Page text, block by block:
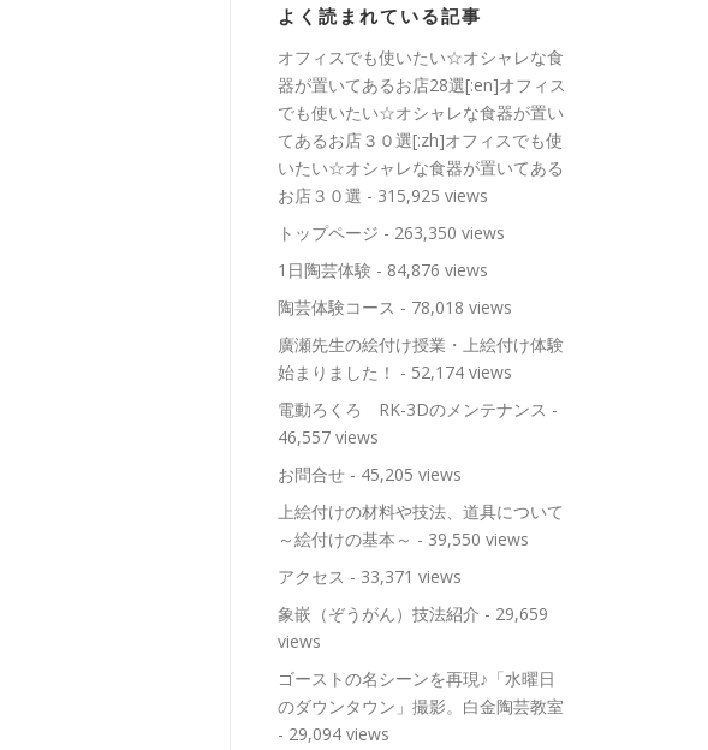
よく読まれている記事
オフィスでも使いたい☆オシャレな食
器が置いてあるお店28選[:en]オフィス
でも使いたい☆オシャレな食器が置い
てあるお店３０選[:zh]オフィスでも使
いたい☆オシャレな食器が置いてある
お店３０選 - 315,925 views
トップページ - 263,350 views
1日陶芸体験 - 84,876 views
陶芸体験コース - 78,018 views
廣瀬先生の絵付け授業・上絵付け体験
始まりました！ - 52,174 views
電動ろくろ RK-3Dのメンテナンス -
46,557 views
お問合せ - 45,205 views
上絵付けの材料や技法、道具について
～絵付けの基本～ - 39,550 views
アクセス - 33,371 views
象嵌（ぞうがん）技法紹介 - 29,659
views
ゴーストの名シーンを再現♪「水曜日
のダウンタウン」撮影。白金陶芸教室
- 29,094 views